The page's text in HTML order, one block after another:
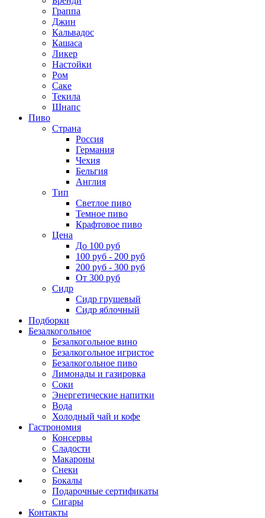
Граппа
Джин
Кальвадос
Кашаса
Ликер
Настойки
Ром
Саке
Текила
Шнапс
Пиво
Страна
Россия
Германия
Чехия
Бельгия
Англия
Тип
Светлое пиво
Темное пиво
Крафтовое пиво
Цена
До 100 руб
100 руб - 200 руб
200 руб - 300 руб
От 300 руб
Сидр
Сидр грушевый
Сидр яблочный
Подборки
Безалкогольное
Безалкогольное вино
Безалкогольное игристое
Безалкогольное пиво
Лимонады и газировка
Соки
Энергетические напитки
Вода
Холодный чай и кофе
Гастрономия
Консервы
Сладости
Макароны
Снеки
Бокалы
Подарочные сертификаты
Сигары
Контакты